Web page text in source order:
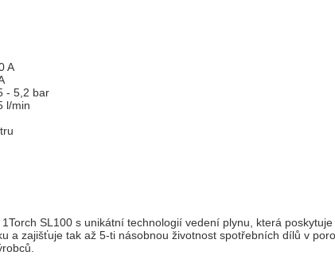
A
- 5,2 bar
l/min
SL100 s unikátní technologií vedení plynu, která
a zajišťuje tak až 5-ti násobnou životnost spotřebních dílů v